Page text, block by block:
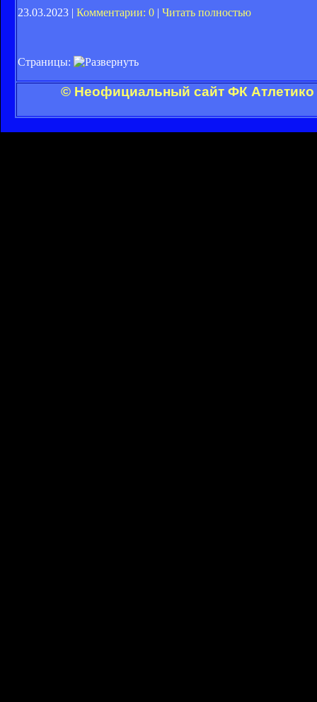
23.03.2023 | Комментарии: 0 | Читать полностью
Страницы:
© Неофициальный сайт ФК